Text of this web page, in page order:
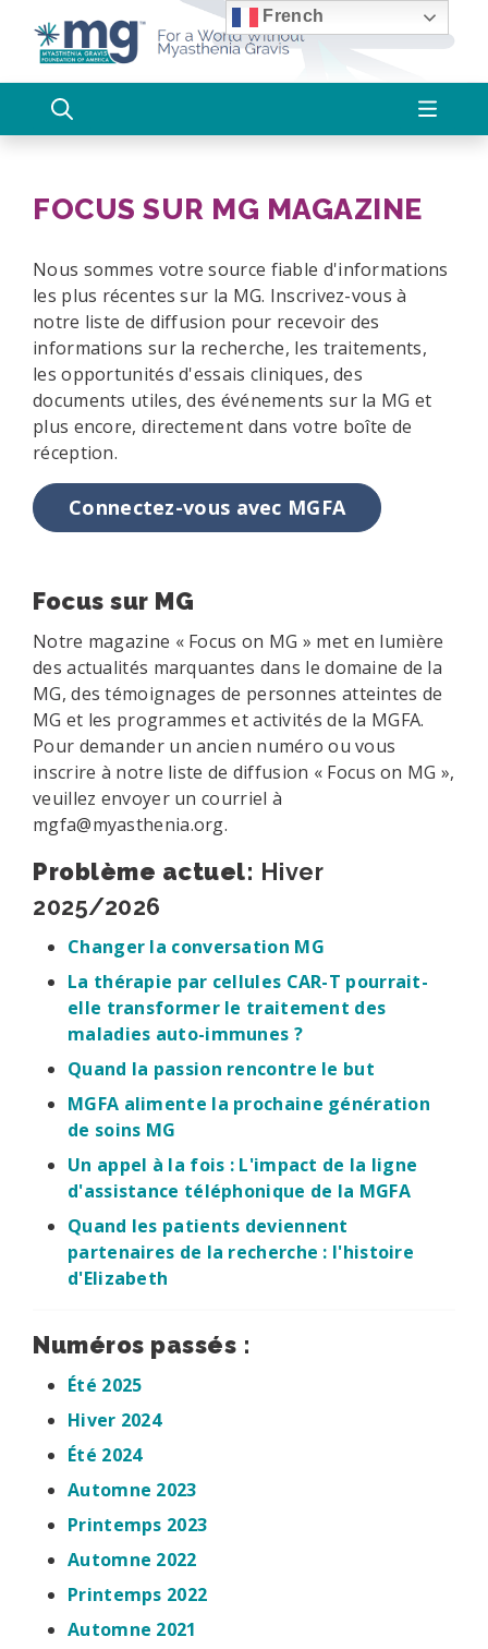
contenu
FOCUS SUR MG MAGAZINE
Nous sommes votre source fiable d'informations
les plus récentes sur la MG. Inscrivez-vous à
notre liste de diffusion pour recevoir des
informations sur la recherche, les traitements,
les opportunités d'essais cliniques, des
documents utiles, des événements sur la MG et
plus encore, directement dans votre boîte de
réception.
Connectez-vous avec MGFA
Focus sur MG
Notre magazine « Focus on MG » met en lumière
des actualités marquantes dans le domaine de la
MG, des témoignages de personnes atteintes de
MG et les programmes et activités de la MGFA.
Pour demander un ancien numéro ou vous
inscrire à notre liste de diffusion « Focus on MG »,
veuillez envoyer un courriel à
mgfa@myasthenia.org.
Problème actuel: Hiver
2025/2026
Changer la conversation MG
La thérapie par cellules CAR-T pourrait-
elle transformer le traitement des
maladies auto-immunes ?
Quand la passion rencontre le but
MGFA alimente la prochaine génération
de soins MG
Un appel à la fois : L'impact de la ligne
d'assistance téléphonique de la MGFA
Quand les patients deviennent
partenaires de la recherche : l'histoire
d'Elizabeth
Numéros passés :
Été 2025
Hiver 2024
Été 2024
Automne 2023
Printemps 2023
Automne 2022
Printemps 2022
Automne 2021
French